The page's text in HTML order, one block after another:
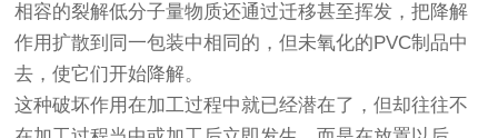
相容的裂解低分子量物质还通过迁移甚至挥发，把降解
作用扩散到同一包装中相同的，但未氧化的PVC制品中
去，使它们开始降解。
这种破坏作用在加工过程中就已经潜在了，但却往往不